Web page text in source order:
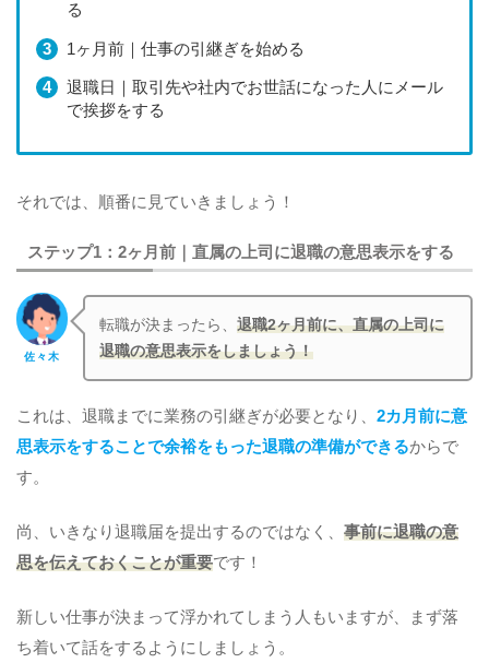
る
1ヶ月前｜仕事の引継ぎを始める
退職日｜取引先や社内でお世話になった人にメール
で挨拶をする
それでは、順番に見ていきましょう！
ステップ1：2ヶ月前｜直属の上司に退職の意思表示をする
佐々木
転職が決まったら、退職2ヶ月前に、直属の上司に
退職の意思表示をしましょう！
これは、退職までに業務の引継ぎが必要となり、 2カ月前に意
思表示をすることで余裕をもった退職の準備ができるからで
す。
尚、いきなり退職届を提出するのではなく、 事前に退職の意
思を伝えておくことが重要です！
新しい仕事が決まって浮かれてしまう人もいますが、まず落
ち着いて話をするようにしましょう。